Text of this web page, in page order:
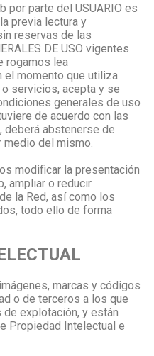
por parte del USUARIO es
previa lectura y
reservas de las
DE USO vigentes
rogamos lea
el momento que utiliza
servicios, acepta y se
generales de uso
de acuerdo con las
abstenerse de
del mismo.
modificar la presentación
ampliar o reducir
la Red, así como los
todo ello de forma
marcas y códigos
o de terceros a los que
explotación, y están
Propiedad Intelectual e